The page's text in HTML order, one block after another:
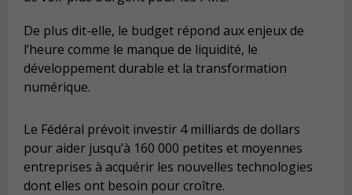
De plus dit-elle, le budget répond aux enjeux de
l’heure comme le manque de liquidité, le
développement durable et la transformation
numérique.
Le Fédéral prévoit investir 4 milliards de dollars
pour aider jusqu’à 160 000 petites et moyennes
entreprises à acquérir les nouvelles technologies
dont elles ont besoin pour croître.